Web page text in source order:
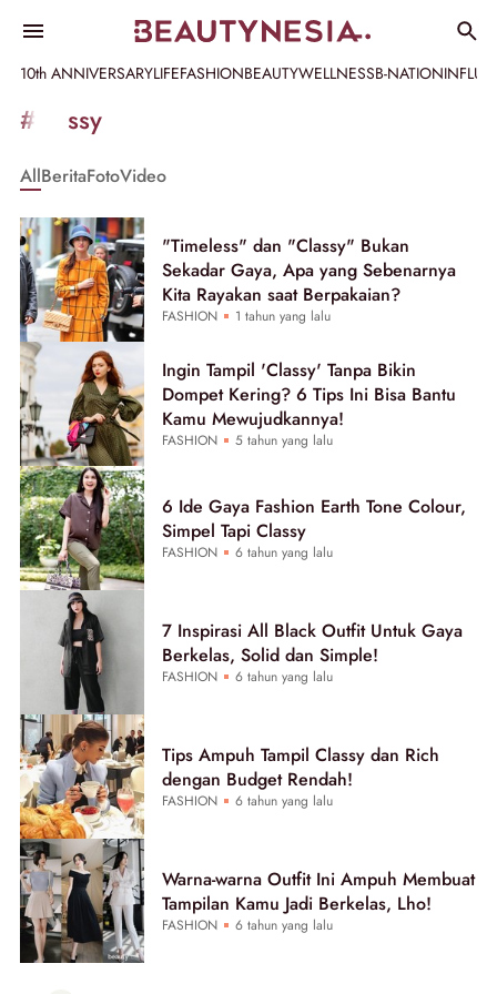
10th ANNIVERSARYLIFEFASHIONBEAUTYWELLNESSB-NATION
Informasi
[GET_DATA_TITLE]
Beautynesia
#classy
AllBeritaFotoVideo
"Timeless" dan "Classy" Bukan
Sekadar Gaya, Apa yang Sebenarnya
Kita Rayakan saat Berpakaian?
FASHION 1 tahun yang lalu
Ingin Tampil 'Classy' Tanpa Bikin
Dompet Kering? 6 Tips Ini Bisa Bantu
Kamu Mewujudkannya!
FASHION 5 tahun yang lalu
6 Ide Gaya Fashion Earth Tone Colour,
Simpel Tapi Classy
FASHION 6 tahun yang lalu
7 Inspirasi All Black Outfit Untuk Gaya
Berkelas, Solid dan Simple!
FASHION 6 tahun yang lalu
Tips Ampuh Tampil Classy dan Rich
dengan Budget Rendah!
FASHION 6 tahun yang lalu
Warna-warna Outfit Ini Ampuh Membuat
Tampilan Kamu Jadi Berkelas, Lho!
FASHION 6 tahun yang lalu